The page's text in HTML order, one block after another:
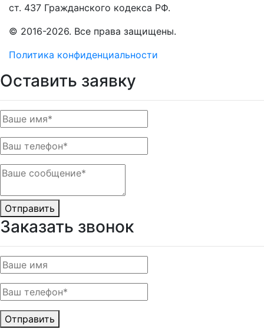
ст. 437 Гражданского кодекса РФ.
© 2016-2026. Все права защищены.
Политика конфиденциальности
Оставить заявку
Отправить
Заказать звонок
Отправить